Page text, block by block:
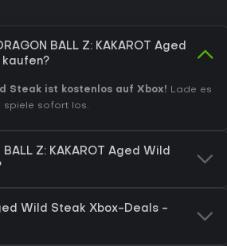
BALL Z: KAKAROT Aged
Steak ist kostenlos auf Xbox! Lade es
spiele sofort los.
Z: KAKAROT Aged Wild
Wild Steak Xbox-Deals -